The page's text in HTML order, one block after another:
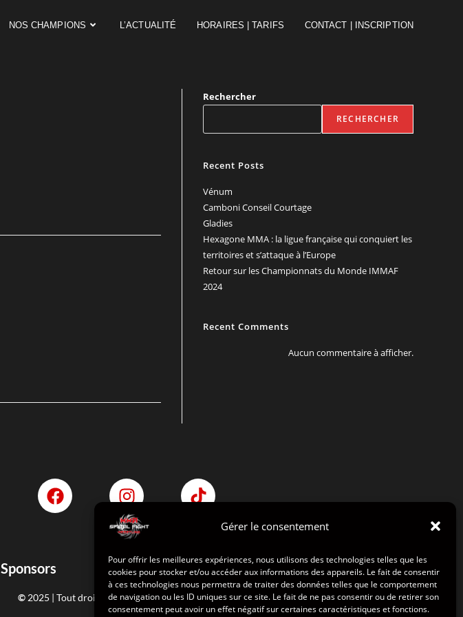
Gérer le consentement
Pour offrir les meilleures expériences, nous utilisons des technologies telles que les
cookies pour stocker et/ou accéder aux informations des appareils. Le fait de consentir
à ces technologies nous permettra de traiter des données telles que le comportement
de navigation ou les ID uniques sur ce site. Le fait de ne pas consentir ou de retirer son
consentement peut avoir un effet négatif sur certaines caractéristiques et fonctions.
NOS CHAMPIONS L’ACTUALITÉ HORAIRES | TARIFS CONTACT | INSCRIPTION
Rechercher
RECHERCHER
Recent Posts
Vénum
Camboni Conseil Courtage
Gladies
Hexagone MMA : la ligue française qui conquiert les
territoires et s’attaque à l’Europe
Retour sur les Championnats du Monde IMMAF
2024
Recent Comments
Aucun commentaire à afficher.
Sponsors Contact
© 2025 | Tout droits réservés | Editer parJsd Studio